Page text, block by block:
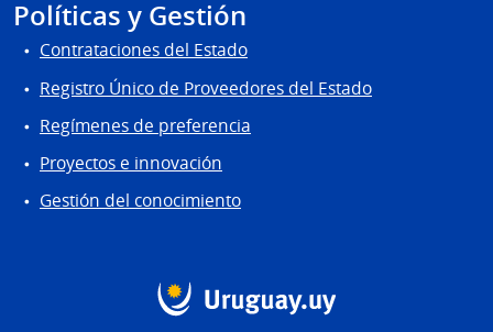
Políticas y Gestión
Contrataciones del Estado
Registro Único de Proveedores del Estado
Regímenes de preferencia
Proyectos e innovación
Gestión del conocimiento